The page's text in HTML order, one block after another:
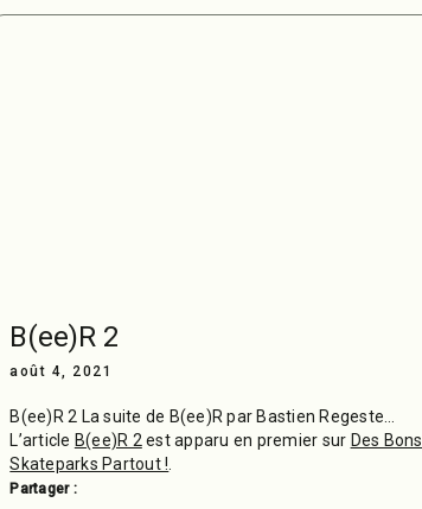
B(ee)R 2
août 4, 2021
B(ee)R 2 La suite de B(ee)R par Bastien Regeste…
L’article B(ee)R 2 est apparu en premier sur Des Bons
Skateparks Partout !
Partager :